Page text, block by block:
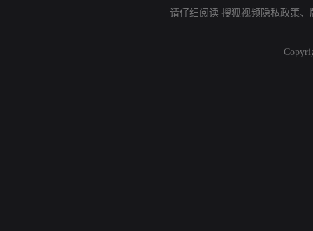
请仔细阅读 搜狐视频隐私政策、